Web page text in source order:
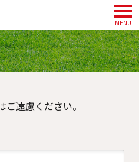
MENU
遠慮ください。